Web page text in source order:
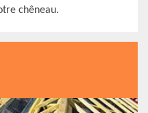
chêneau.